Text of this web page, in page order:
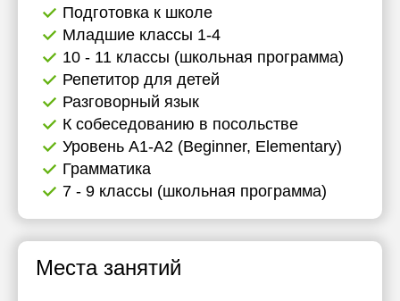
Подготовка к школе
Младшие классы 1-4
10 - 11 классы (школьная программа)
Репетитор для детей
Разговорный язык
К собеседованию в посольстве
Уровень А1-А2 (Beginner, Elementary)
Грамматика
7 - 9 классы (школьная программа)
Места занятий